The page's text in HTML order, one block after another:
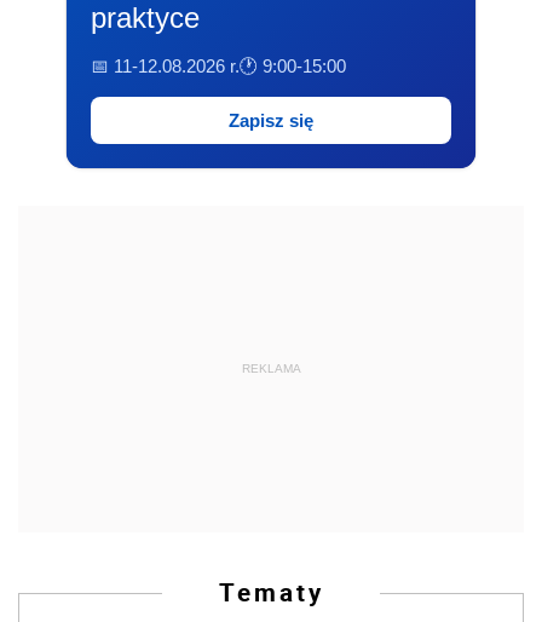
praktyce
📅 11-12.08.2026 r.🕐 9:00-15:00
Zapisz się
REKLAMA
Tematy